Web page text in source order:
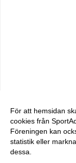
För att hemsidan
cookies från
Föreningen kan
statistik eller
dessa.